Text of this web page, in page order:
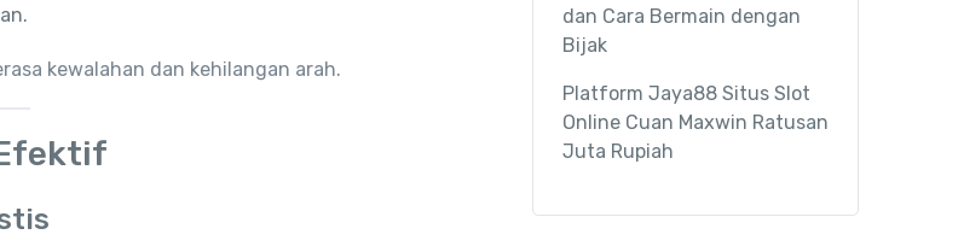
kewalahan dan kehilangan arah.
dan Cara Bermain dengan
Bijak
Platform Jaya88 Situs Slot
Online Cuan Maxwin Ratusan
Juta Rupiah